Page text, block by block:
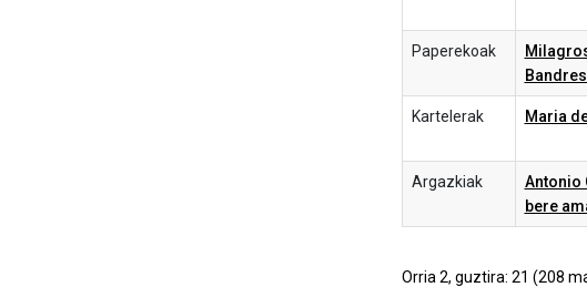
Paperekoak
Kartelerak Maria
Argazkiak
Antonio
bere
Orria 2, guztira: 21 (208